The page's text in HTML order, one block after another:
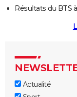
Résultats du BTS
Actualité